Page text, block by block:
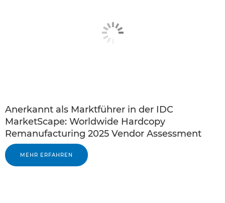
Anerkannt als Marktführer in der IDC
MarketScape: Worldwide Hardcopy
Remanufacturing 2025 Vendor Assessment
MEHR ERFAHREN